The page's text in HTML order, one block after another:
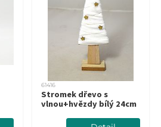
61416
Stromek dřevo s
vlnou+hvězdy bílý 24cm